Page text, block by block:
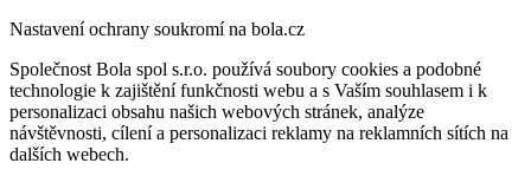
Nastavení ochrany soukromí na bola.cz
Společnost Bola spol s.r.o. používá soubory cookies a podobné
technologie k zajištění funkčnosti webu a s Vaším souhlasem i k
personalizaci obsahu našich webových stránek, analýze
návštěvnosti, cílení a personalizaci reklamy na reklamních sítích na
dalších webech.